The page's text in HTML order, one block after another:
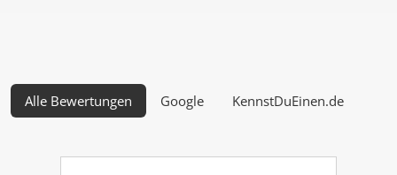
Alle Bewertungen Google KennstDuEinen.de